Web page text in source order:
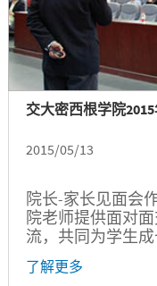
交大密西根学院
2015/05/13
院长-家长见面会
院老师提供面对
流，共同为学生
后，院长-家长见
每年夏季学期和
了解更多